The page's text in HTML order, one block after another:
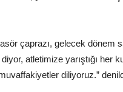
çaprazı, gelecek dönem
diyor, atletimize yarıştığı
diliyoruz.”